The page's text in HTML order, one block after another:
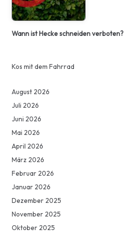
Wann ist Hecke schneiden verboten?
Kos mit dem Fahrrad
August 2026
Juli 2026
Juni 2026
Mai 2026
April 2026
März 2026
Februar 2026
Januar 2026
Dezember 2025
November 2025
Oktober 2025